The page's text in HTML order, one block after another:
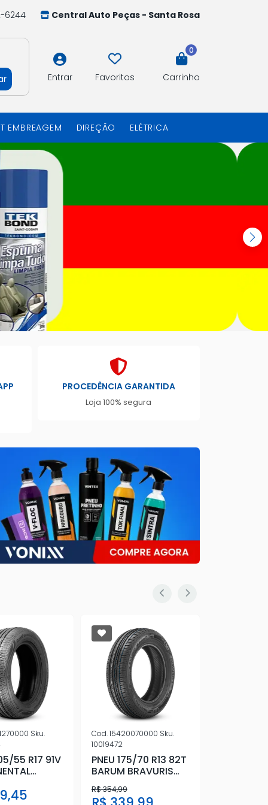
6244
Central Auto Peças - Santa Rosa
Entrar Favoritos
0
Carrinho
EMBREAGEM DIREÇÃO ELÉTRICA
PROCEDÊNCIA GARANTIDA
Loja 100% segura
Sku.
55 R17 91V
Cod.15420070000 Sku.
10019472
PNEU 175/70 R13 82T
BARUM BRAVURIS
5HM
R$ 354,99